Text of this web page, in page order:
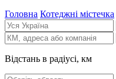
Головна Котеджні містечка
Відстань в радіусі, км